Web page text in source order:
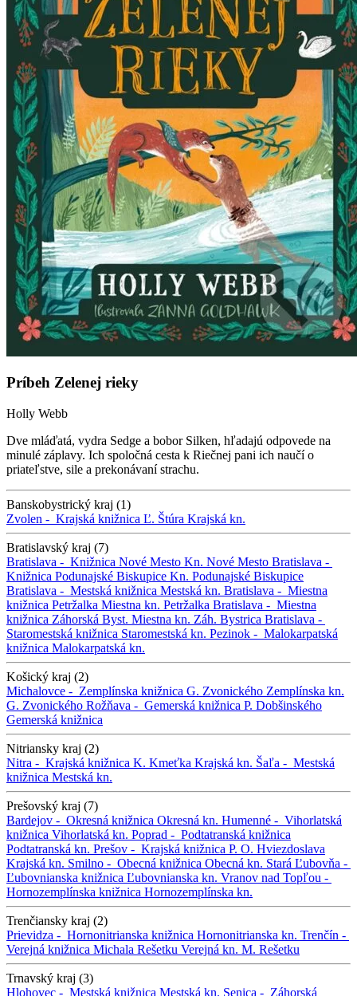
Príbeh Zelenej rieky
Holly Webb
Dve mláďatá, vydra Sedge a bobor Silken, hľadajú odpovede na
minulé záplavy. Ich spoločná cesta k Riečnej pani ich naučí o
priateľstve, sile a prekonávaní strachu.
Banskobystrický kraj (1)
Zvolen - Krajská knižnica Ľ. Štúra Krajská kn.
Bratislavský kraj (7)
Bratislava - Knižnica Nové Mesto Kn. Nové Mesto Bratislava -
Knižnica Podunajské Biskupice Kn. Podunajské Biskupice
Bratislava - Mestská knižnica Mestská kn. Bratislava - Miestna
knižnica Petržalka Miestna kn. Petržalka Bratislava - Miestna
knižnica Záhorská Byst. Miestna kn. Záh. Bystrica Bratislava -
Staromestská knižnica Staromestská kn. Pezinok - Malokarpatská
knižnica Malokarpatská kn.
Košický kraj (2)
Michalovce - Zemplínska knižnica G. Zvonického Zemplínska kn.
G. Zvonického Rožňava - Gemerská knižnica P. Dobšinského
Gemerská knižnica
Nitriansky kraj (2)
Nitra - Krajská knižnica K. Kmeťka Krajská kn. Šaľa - Mestská
knižnica Mestská kn.
Prešovský kraj (7)
Bardejov - Okresná knižnica Okresná kn. Humenné - Vihorlatská
knižnica Vihorlatská kn. Poprad - Podtatranská knižnica
Podtatranská kn. Prešov - Krajská knižnica P. O. Hviezdoslava
Krajská kn. Smilno - Obecná knižnica Obecná kn. Stará Ľubovňa -
Ľubovnianska knižnica Ľubovnianska kn. Vranov nad Topľou -
Hornozemplínska knižnica Hornozemplínska kn.
Trenčiansky kraj (2)
Prievidza - Hornonitrianska knižnica Hornonitrianska kn. Trenčín -
Verejná knižnica Michala Rešetku Verejná kn. M. Rešetku
Trnavský kraj (3)
Hlohovec - Mestská knižnica Mestská kn. Senica - Záhorská